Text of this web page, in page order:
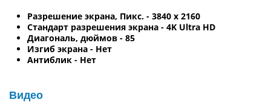
Разрешение экрана, Пикс. - 3840 x 2160
Стандарт разрешения экрана - 4K Ultra HD
Диагональ, дюймов - 85
Изгиб экрана - Нет
Антиблик - Нет
Видео